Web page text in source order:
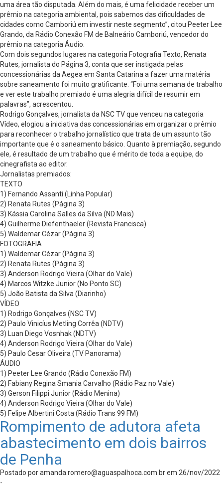
uma área tão disputada. Além do mais, é uma felicidade receber um
prêmio na categoria ambiental, pois sabemos das dificuldades de
cidades como Camboriú em investir neste segmento”, citou Peeter Lee
Grando, da Rádio Conexão FM de Balneário Camboriú, vencedor do
prêmio na categoria Áudio.
Com dois segundos lugares na categoria Fotografia Texto, Renata
Rutes, jornalista do Página 3, conta que ser instigada pelas
concessionárias da Aegea em Santa Catarina a fazer uma matéria
sobre saneamento foi muito gratificante. “Foi uma semana de trabalho
e ver este trabalho premiado é uma alegria difícil de resumir em
palavras”, acrescentou.
Rodrigo Gonçalves, jornalista da NSC TV que venceu na categoria
Vídeo, elogiou a iniciativa das concessionárias em organizar o prêmio
para reconhecer o trabalho jornalístico que trata de um assunto tão
importante que é o saneamento básico. Quanto à premiação, segundo
ele, é resultado de um trabalho que é mérito de toda a equipe, do
cinegrafista ao editor.
Jornalistas premiados:
TEXTO
1) Fernando Assanti (Linha Popular)
2) Renata Rutes (Página 3)
3) Kássia Carolina Salles da Silva (ND Mais)
4) Guilherme Diefenthaeler (Revista Francisca)
5) Waldemar Cézar (Página 3)
FOTOGRAFIA
1) Waldemar Cézar (Página 3)
2) Renata Rutes (Página 3)
3) Anderson Rodrigo Vieira (Olhar do Vale)
4) Marcos Witzke Junior (No Ponto SC)
5) João Batista da Silva (Diarinho)
VÍDEO
1) Rodrigo Gonçalves (NSC TV)
2) Paulo Vinicíus Metling Corrêa (NDTV)
3) Luan Diego Vosnhak (NDTV)
4) Anderson Rodrigo Vieira (Olhar do Vale)
5) Paulo Cesar Oliveira (TV Panorama)
ÁUDIO
1) Peeter Lee Grando (Rádio Conexão FM)
2) Fabiany Regina Smania Carvalho (Rádio Paz no Vale)
3) Gerson Filippi Junior (Rádio Menina)
4) Anderson Rodrigo Vieira (Olhar do Vale)
5) Felipe Albertini Costa (Rádio Trans 99 FM)
Rompimento de adutora afeta
abastecimento em dois bairros
de Penha
Postado poramanda.romero@aguaspalhoca.com.brem 26/nov/2022
-